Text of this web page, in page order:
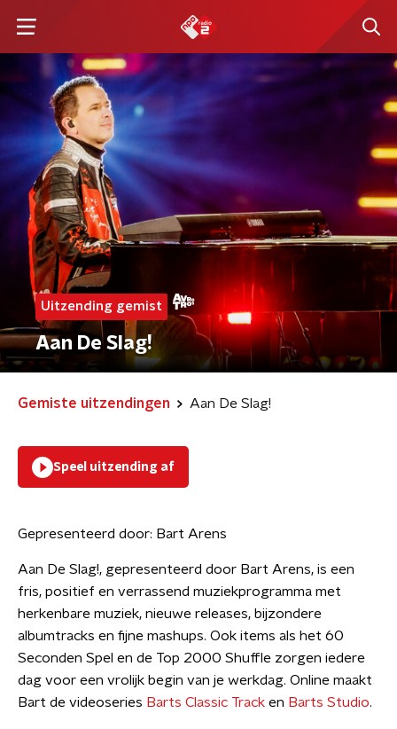
Uitzending gemist
Aan De Slag!
Gemiste uitzendingen Aan De Slag!
Speel uitzending af
Gepresenteerd door: Bart Arens
Aan De Slag!, gepresenteerd door Bart Arens, is een
fris, positief en verrassend muziekprogramma met
herkenbare muziek, nieuwe releases, bijzondere
albumtracks en fijne mashups. Ook items als het 60
Seconden Spel en de Top 2000 Shuffle zorgen iedere
dag voor een vrolijk begin van je werkdag. Online maakt
Bart de videoseries Barts Classic Track en Barts Studio.